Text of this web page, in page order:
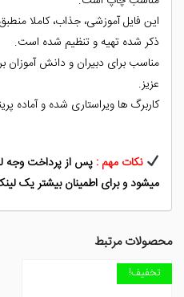
این فایل آموزشی، جذاب، کاملا
ذکر شده تهیه و تنظیم شده است.
مناسب برای دبیران و دانش آموزان
عزیز.
کاربرگ ها ویراستاری شده و آماده
نکات مهم : پس از پرداخت وجه
میشود و برای اطمینان بیشتر یک
محصولات مرتبط
تخفیف!